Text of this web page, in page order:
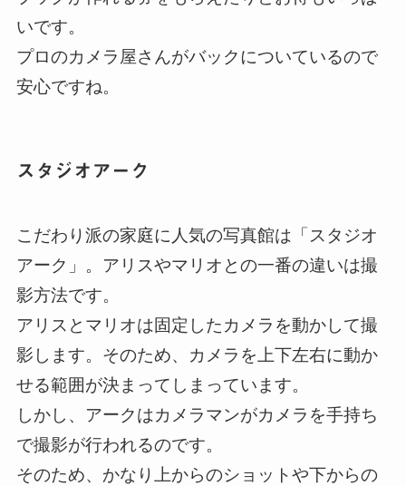
いです。
プロのカメラ屋さんがバックについているので
安心ですね。
スタジオアーク
こだわり派の家庭に人気の写真館は「スタジオ
アーク」。アリスやマリオとの一番の違いは撮
影方法です。
アリスとマリオは固定したカメラを動かして撮
影します。そのため、カメラを上下左右に動か
せる範囲が決まってしまっています。
しかし、アークはカメラマンがカメラを手持ち
で撮影が行われるのです。
そのため、かなり上からのショットや下からの